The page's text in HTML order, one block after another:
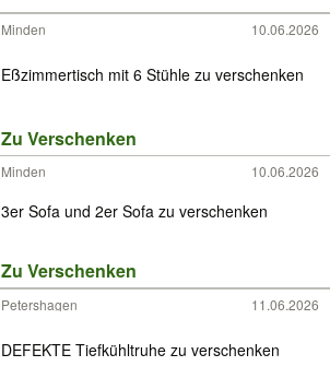
Minden 10.06.2026
Eßzimmertisch mit 6 Stühle zu verschenken
Zu Verschenken
Minden 10.06.2026
3er Sofa und 2er Sofa zu verschenken
Zu Verschenken
Petershagen 11.06.2026
DEFEKTE Tiefkühltruhe zu verschenken